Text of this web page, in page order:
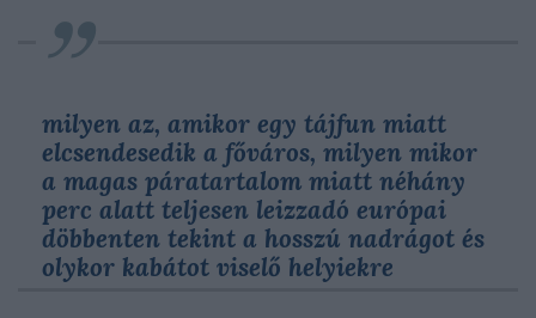
milyen az, amikor egy tájfun miatt
elcsendesedik a főváros, milyen mikor
a magas páratartalom miatt néhány
perc alatt teljesen leizzadó európai
döbbenten tekint a hosszú nadrágot és
olykor kabátot viselő helyiekre